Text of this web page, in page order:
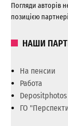
Погляди авторів
позицією
НАШИ
На пенсии
Работа
Depositphotos
ГО